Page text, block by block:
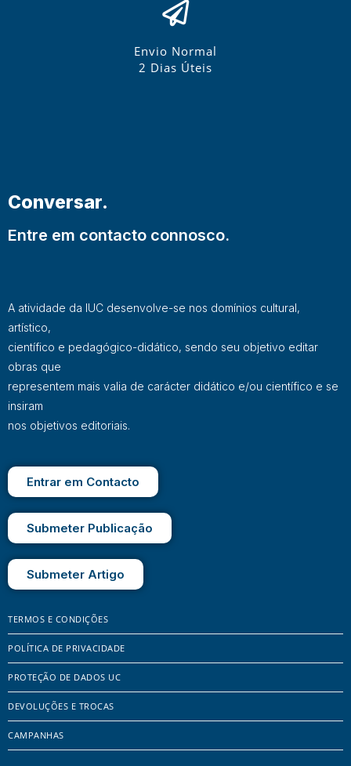
Envio Normal
2 Dias Úteis
Conversar.
Entre em contacto connosco.
A atividade da IUC desenvolve-se nos domínios cultural,
artístico,
científico e pedagógico-didático, sendo seu objetivo editar
obras que
representem mais valia de carácter didático e/ou científico e se
insiram
nos objetivos editoriais.
Entrar em Contacto
Submeter Publicação
Submeter Artigo
TERMOS E CONDIÇÕES
POLÍTICA DE PRIVACIDADE
PROTEÇÃO DE DADOS UC
DEVOLUÇÕES E TROCAS
CAMPANHAS